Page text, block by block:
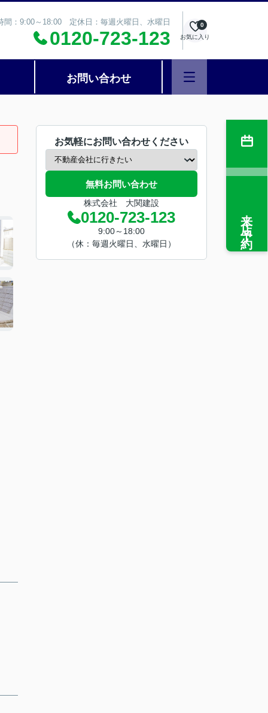
間：9:00～18:00 定休日：毎週火曜日、水曜日
0120-723-123 お気に入り
0
お問い合わせ
お気軽にお問い合わせください
無料お問い合わせ
株式会社 大関建設
0120-723-123
9:00～18:00
（休：毎週火曜日、水曜日）
来店予約